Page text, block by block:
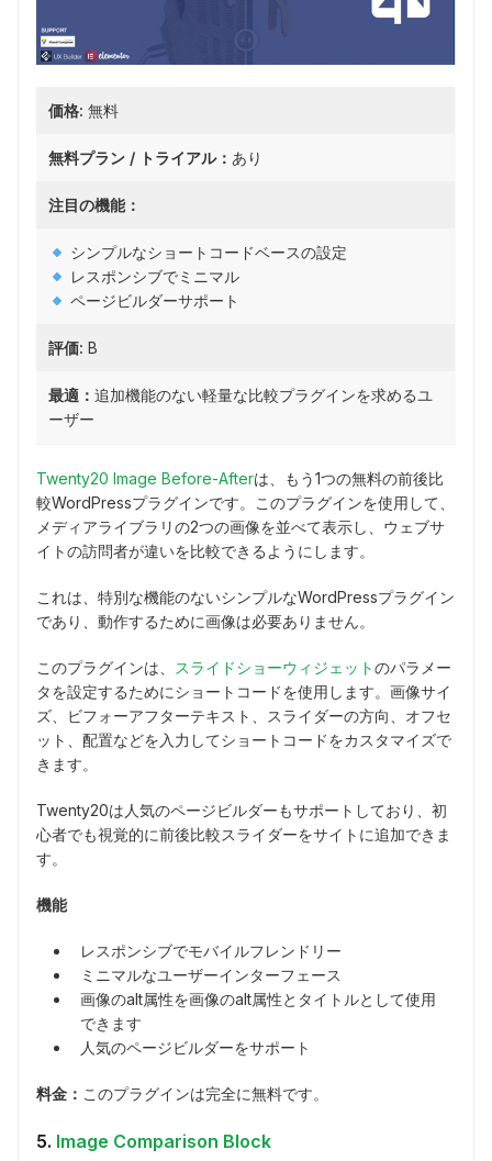
価格: 無料
無料プラン / トライアル： あり
注目の機能：
シンプルなショートコードベースの設定
レスポンシブでミニマル
ページビルダーサポート
評価: B
最適： 追加機能のない軽量な比較プラグインを求めるユ
ーザー
Twenty20 Image Before-Afterは、もう1つの無料の前後比
較WordPressプラグインです。このプラグインを使用して、
メディアライブラリの2つの画像を並べて表示し、ウェブサ
イトの訪問者が違いを比較できるようにします。
これは、特別な機能のないシンプルなWordPressプラグイン
であり、動作するために画像は必要ありません。
このプラグインは、 スライドショーウィジェットのパラメー
タを設定するためにショートコードを使用します。画像サイ
ズ、ビフォーアフターテキスト、スライダーの方向、オフセ
ット、配置などを入力してショートコードをカスタマイズで
きます。
Twenty20は人気のページビルダーもサポートしており、初
心者でも視覚的に前後比較スライダーをサイトに追加できま
す。
機能
レスポンシブでモバイルフレンドリー
ミニマルなユーザーインターフェース
画像のalt属性を画像のalt属性とタイトルとして使用
できます
人気のページビルダーをサポート
料金： このプラグインは完全に無料です。
5. Image Comparison Block